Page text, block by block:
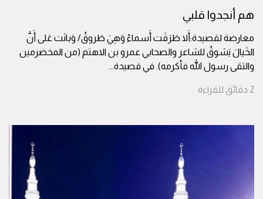
هم أنجدوا قلبي
معارضة لقصيدة:أَلا طَرَقَت أَسماءُ وَهِيَ طَروقُ/ وَبانَت عَلى أَنَّ
الخَيالَ يَشوقُ للشاعر والصحابي عمرو بن الاهتم (من المخضرمين
والتقى رسول الله فأكرمه). في قصيدة...
2 دقائق للقراءة